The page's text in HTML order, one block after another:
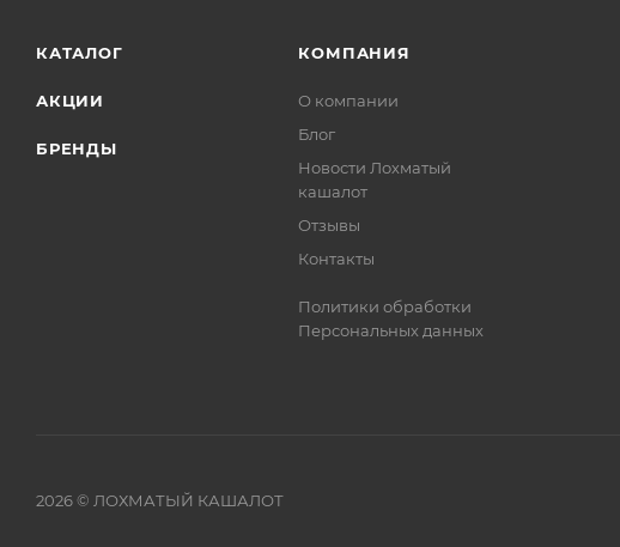
КАТАЛОГ
АКЦИИ
БРЕНДЫ
КОМПАНИЯ
О компании
Блог
Новости Лохматый
кашалот
Отзывы
Контакты
Политики обработки
Персональных данных
2026 © ЛОХМАТЫЙ КАШАЛОТ